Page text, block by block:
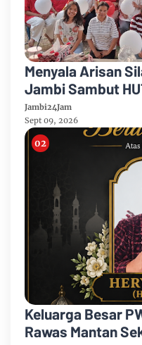
Menyala Arisan
Jambi Sambut
81 Gelar Berbagai
Jambi24Jam
Sept 09, 2026
Keluarga Besar
Rawas Mantan